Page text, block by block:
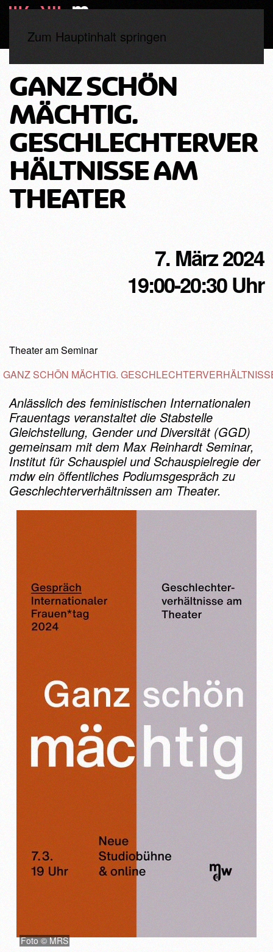
Zum Hauptinhalt springen
GANZ SCHÖN
MÄCHTIG.
GESCHLECHTERVER
HÄLTNISSE AM
THEATER
7. März 2024
19:00-20:30 Uhr
Theater am Seminar
GANZ SCHÖN MÄCHTIG.
Anlässlich des feministischen Internationalen
Frauentags veranstaltet die Stabstelle
Gleichstellung, Gender und Diversität (GGD)
gemeinsam mit dem Max Reinhardt Seminar,
Institut für Schauspiel und Schauspielregie der
mdw ein öffentliches Podiumsgespräch zu
Geschlechterverhältnissen am Theater.
Foto © MRS